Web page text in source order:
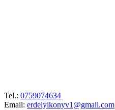
Tel.: 0759074634
Email: erdelyikonyv1@gmail.com